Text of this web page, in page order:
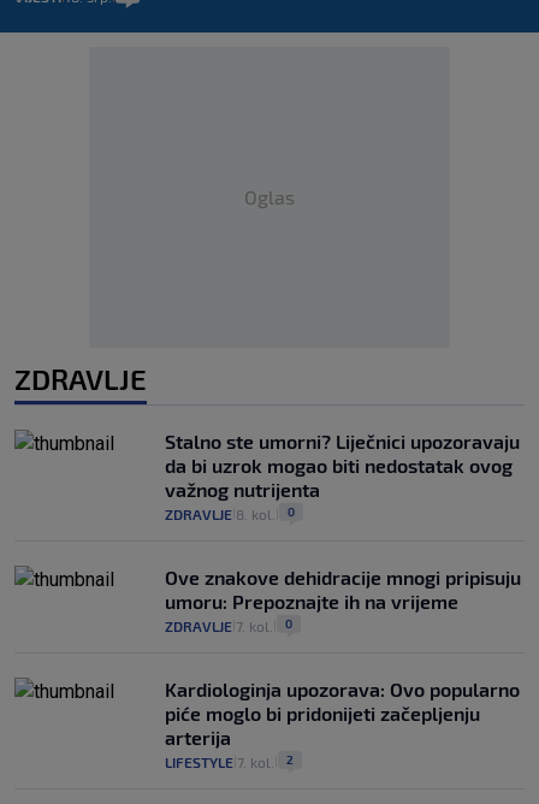
Oglas
ZDRAVLJE
Stalno ste umorni? Liječnici upozoravaju
da bi uzrok mogao biti nedostatak ovog
važnog nutrijenta
ZDRAVLJE 8. kol. 0
Ove znakove dehidracije mnogi pripisuju
umoru: Prepoznajte ih na vrijeme
ZDRAVLJE 7. kol. 0
Kardiologinja upozorava: Ovo popularno
piće moglo bi pridonijeti začepljenju
arterija
LIFESTYLE 7. kol. 2